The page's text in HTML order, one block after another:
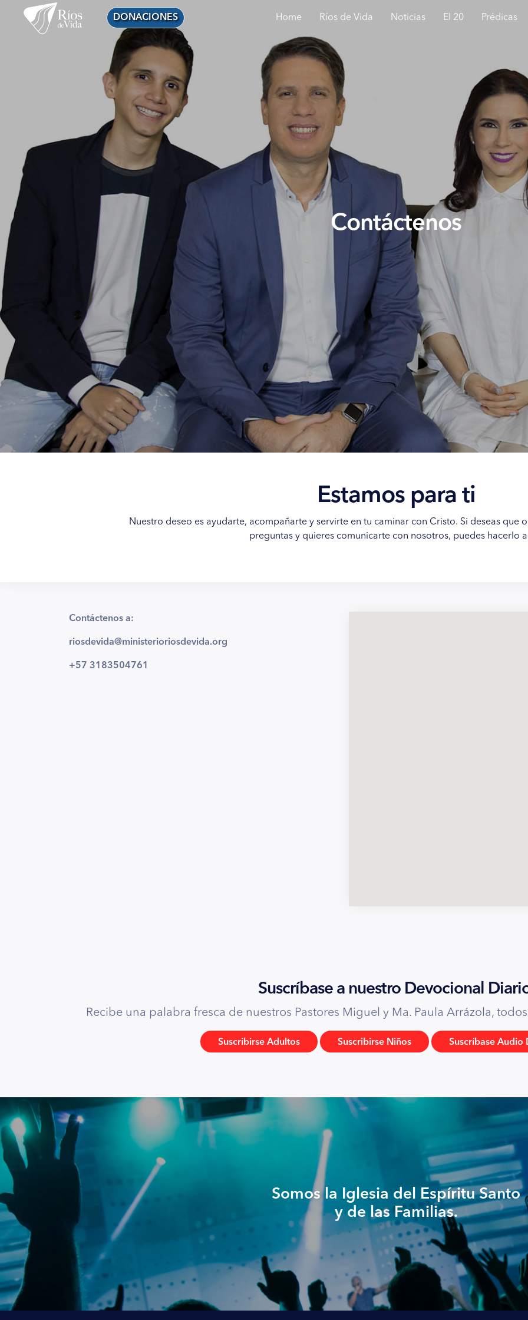
DONACIONES Home Ríos de Vida Noticias El 20 Prédicas
Contáctenos
Estamos para ti
Nuestro deseo es ayudarte, acompañarte y servirte en tu caminar con Cristo. Si deseas que
preguntas y quieres comunicarte con nosotros, puedes hacerlo
Contáctenos a:
riosdevida@ministerioriosdevida.org
+57 3183504761
Suscríbase a nuestro Devocional
Recibe una palabra fresca de nuestros Pastores Miguel y Ma. Paula Arrázola,
Suscribirse Adultos Suscribirse Niños Suscríbase Audio
Somos la Iglesia del Espíritu Santo
y de las Familias.